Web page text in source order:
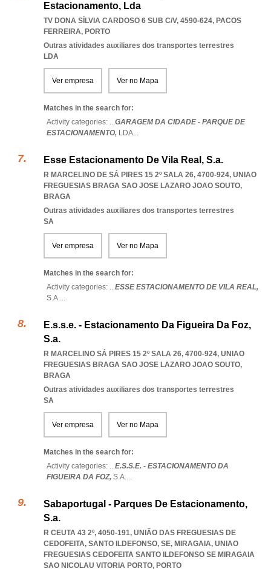
Estacionamento, Lda
TV DONA SÍLVIA CARDOSO 6 SUB C/V, 4590-624, PACOS
FERREIRA, PORTO
Outras atividades auxiliares dos transportes terrestres
LDA
Ver empresa Ver no Mapa
Matches in the search for:
Activity categories: ...GARAGEM DA CIDADE - PARQUE DE
ESTACIONAMENTO, LDA...
Esse Estacionamento De Vila Real, S.a.
R MARCELINO DE SÁ PIRES 15 2º SALA 26, 4700-924, UNIAO
FREGUESIAS BRAGA SAO JOSE LAZARO JOAO SOUTO,
BRAGA
Outras atividades auxiliares dos transportes terrestres
SA
Ver empresa Ver no Mapa
Matches in the search for:
Activity categories: ...ESSE ESTACIONAMENTO DE VILA REAL,
S.A....
E.s.s.e. - Estacionamento Da Figueira Da Foz,
S.a.
R MARCELINO SÁ PIRES 15 2º SALA 26, 4700-924, UNIAO
FREGUESIAS BRAGA SAO JOSE LAZARO JOAO SOUTO,
BRAGA
Outras atividades auxiliares dos transportes terrestres
SA
Ver empresa Ver no Mapa
Matches in the search for:
Activity categories: ...E.S.S.E. - ESTACIONAMENTO DA
FIGUEIRA DA FOZ, S.A....
Sabaportugal - Parques De Estacionamento,
S.a.
R CEUTA 43 2º, 4050-191, UNIÃO DAS FREGUESIAS DE
CEDOFEITA, SANTO ILDEFONSO, SE, MIRAGAIA, UNIAO
FREGUESIAS CEDOFEITA SANTO ILDEFONSO SE MIRAGAIA
SAO NICOLAU VITORIA PORTO, PORTO